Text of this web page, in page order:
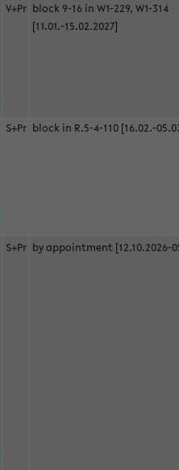
V+Pr block 9-16 in W1-229, W1-314
[11.01.-15.02.2027]
S+Pr block in R.5-4-110 [16.02.-
S+Pr by appointment [12.10.2026-